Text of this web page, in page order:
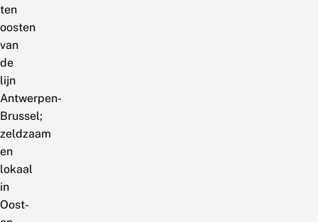
ten
oosten
van
de
lijn
Antwerpen-
Brussel;
zeldzaam
en
lokaal
in
Oost-